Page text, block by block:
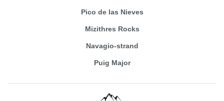
Pico de las Nieves
Mizithres Rocks
Navagio-strand
Puig Major